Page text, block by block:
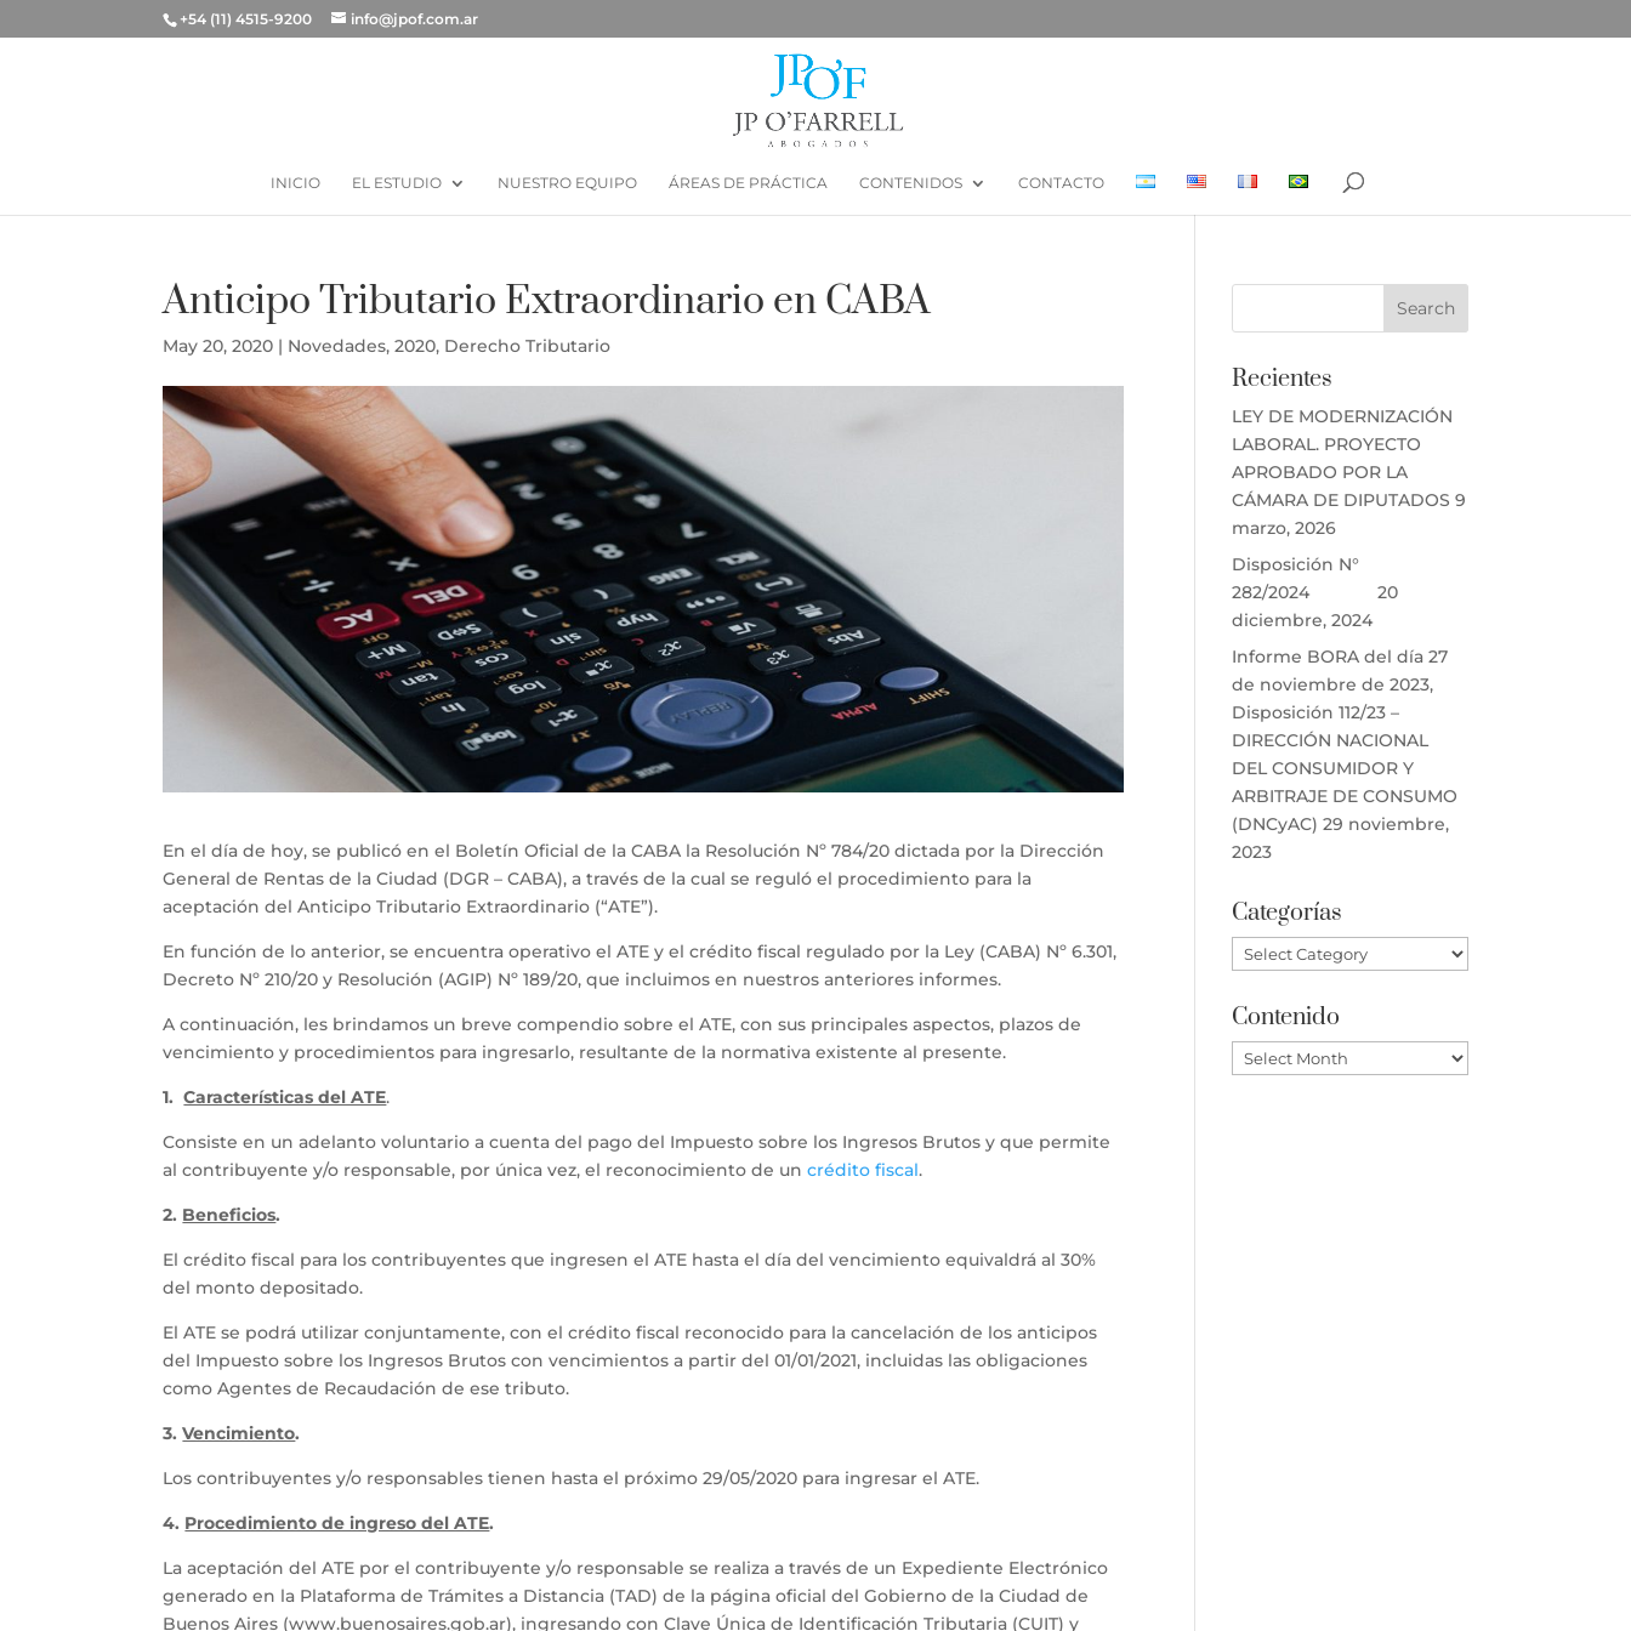
+54 (11) 4515-9200 info@jpof.com.ar
INICIO EL ESTUDIO NUESTRO EQUIPO ÁREAS DE PRÁCTICA CONTENIDOS CONTACTO
Anticipo Tributario Extraordinario en CABA
May 20, 2020 | Novedades,2020, Derecho Tributario
En el día de hoy, se publicó en el Boletín Oficial de la CABA la Resolución Nº 784/20 dictada por la Dirección
General de Rentas de la Ciudad (DGR – CABA), a través de la cual se reguló el procedimiento para la
aceptación del Anticipo Tributario Extraordinario (“ATE”).
En función de lo anterior, se encuentra operativo el ATE y el crédito fiscal regulado por la Ley (CABA) Nº 6.301,
Decreto Nº 210/20 y Resolución (AGIP) Nº 189/20, que incluimos en nuestros anteriores informes.
A continuación, les brindamos un breve compendio sobre el ATE, con sus principales aspectos, plazos de
vencimiento y procedimientos para ingresarlo, resultante de la normativa existente al presente.
1.Características del ATE.
Consiste en un adelanto voluntario a cuenta del pago del Impuesto sobre los Ingresos Brutos y que permite
al contribuyente y/o responsable, por única vez, el reconocimiento de uncrédito fiscal.
2. Beneficios.
El crédito fiscal para los contribuyentes que ingresen el ATE hasta el día del vencimiento equivaldrá al 30%
del monto depositado.
El ATE se podrá utilizar conjuntamente, con el crédito fiscal reconocido para la cancelación de los anticipos
del Impuesto sobre los Ingresos Brutos con vencimientos a partir del 01/01/2021, incluidas las obligaciones
como Agentes de Recaudación de ese tributo.
3.Vencimiento.
Los contribuyentes y/o responsables tienen hasta el próximo 29/05/2020 para ingresar el ATE.
4. Procedimiento de ingreso del ATE.
La aceptación del ATE por el contribuyente y/o responsable se realiza a través de un Expediente Electrónico
generado en la Plataforma de Trámites a Distancia (TAD) de la página oficial del Gobierno de la Ciudad de
Buenos Aires (www.buenosaires.gob.ar), ingresando con Clave Única de Identificación Tributaria (CUIT) y
Recientes
LEY DE MODERNIZACIÓN
LABORAL. PROYECTO
APROBADO POR LA
CÁMARA DE DIPUTADOS 9
marzo, 2026
Disposición N°
282/2024
20
diciembre, 2024
Informe BORA del día 27
de noviembre de 2023,
Disposición 112/23 –
DIRECCIÓN NACIONAL
DEL CONSUMIDOR Y
ARBITRAJE DE CONSUMO
(DNCyAC) 29 noviembre,
2023
Categorías
Categorías
Contenido
Contenido